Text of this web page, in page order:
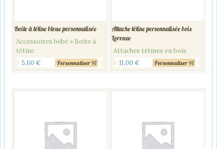
Boite à tétine bleue personnalisée
Accessoires bébé » Boite à
tétine
5,60 € Personnaliser
Attache tétine personnalisée bois
Lorenzo
Attaches tétines en bois
11,00 € Personnaliser